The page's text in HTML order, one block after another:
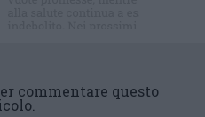
commentare questo